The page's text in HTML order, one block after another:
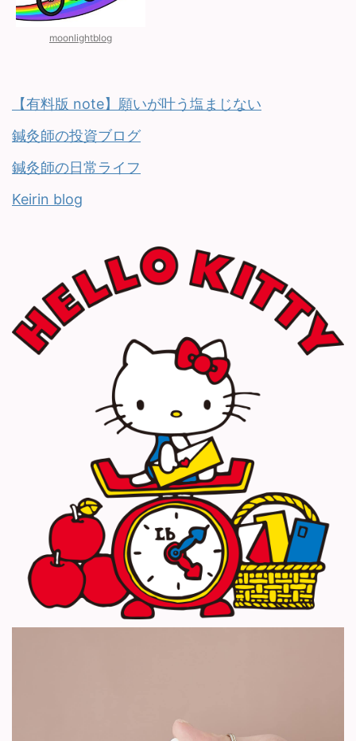
moonlightblog
【有料版 note】願いが叶う塩まじない
鍼灸師の投資ブログ
鍼灸師の日常ライフ
Keirin blog